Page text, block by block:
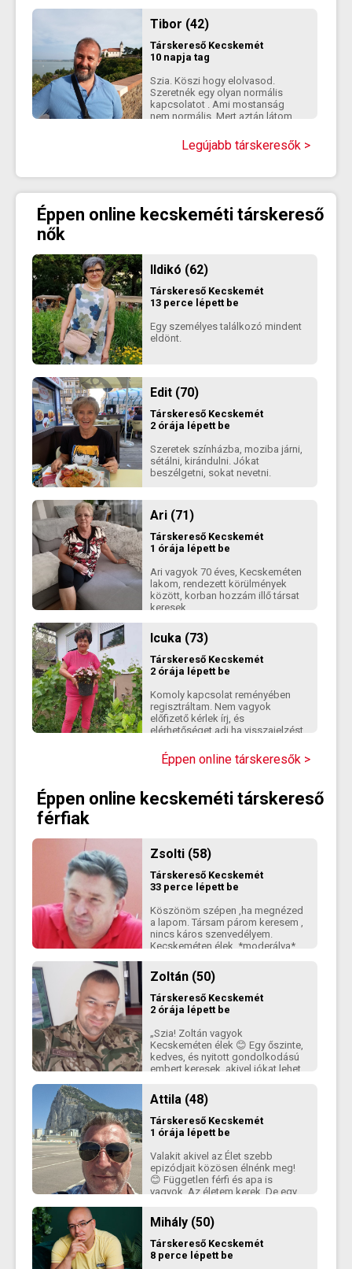
Tibor (42)
Társkereső Kecskemét
10 napja tag
Szia. Köszi hogy elolvasod.
Szeretnék egy olyan normális
kapcsolatot . Ami mostanság
nem normális. Mert aztán látom
kapcsolatot. Nekem egy olyan
társra lenne szükségem aki nem
szeretne találkozni időt eltölteni
megbeszéljük hogyan tovább.
Legújabb társkeresők >
Éppen online kecskeméti társkereső
nők
Ildikó (62)
Társkereső Kecskemét
13 perce lépett be
Egy személyes találkozó mindent
eldönt.
Edit (70)
Társkereső Kecskemét
2 órája lépett be
Szeretek színházba, moziba járni,
sétálni, kirándulni. Jókat
beszélgetni, sokat nevetni.
Ari (71)
Társkereső Kecskemét
1 órája lépett be
Ari vagyok 70 éves, Kecskeméten
lakom, rendezett körülmények
között, korban hozzám illő társat
keresek
Icuka (73)
Társkereső Kecskemét
2 órája lépett be
Komoly kapcsolat reményében
regisztráltam. Nem vagyok
előfizető kérlek írj, és
elérhetőséget adj ha visszajelzést
Éppen online társkeresők >
Éppen online kecskeméti társkereső
férfiak
Zsolti (58)
Társkereső Kecskemét
33 perce lépett be
Köszönöm szépen ,ha megnézed
a lapom. Társam párom keresem ,
nincs káros szenvedélyem.
Kecskeméten élek. *moderálva*
Zsolti *moderálva*
Zoltán (50)
Társkereső Kecskemét
2 órája lépett be
„Szia! Zoltán vagyok
Kecskeméten élek 😊 Egy őszinte,
kedves, és nyitott gondolkodású
embert keresek, akivel jókat lehet
felfedezni az élet apró örömeit.
Szeretem a természetet, a jó
filmeket, a hosszú sétákat, és
azokat az estéket, amikor csak
beszélgetünk . Fontos számomra
a kölcsönös tisztelet, a
kommunikáció és a humor
*moderálva* Face...Zoltá.Nem
vagyok előfizető ha irsz adj
Attila (48)
Társkereső Kecskemét
1 órája lépett be
Valakit akivel az Élet szebb
epizódjait közösen élnénk meg!
😊 Független férfi és apa is
vagyok. Az életem kerek. De egy
bonyolítanám!😁 Társra vágyom!
Olyanra akivel egy követ fújunk!😊
(hogy honnan van ez a mondás?
nem tudom...de deccik! Valahogy
ott van benne az Egész!)
Mihály (50)
Társkereső Kecskemét
8 perce lépett be